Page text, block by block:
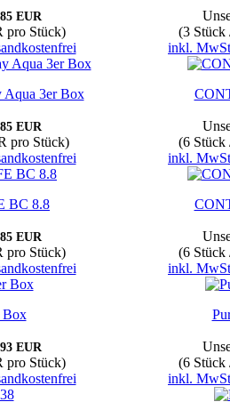
EUR
pro Stück)
(3 Stück
inkl.
3er Box
EUR
pro Stück)
(6 Stück
inkl.
BC 8.8
EUR
pro Stück)
(6 Stück
inkl.
Box
EUR
pro Stück)
(6 Stück
inkl.